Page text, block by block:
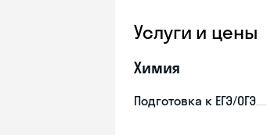
Услуги и цены
Химия
Подготовка к ЕГЭ/ОГЭ